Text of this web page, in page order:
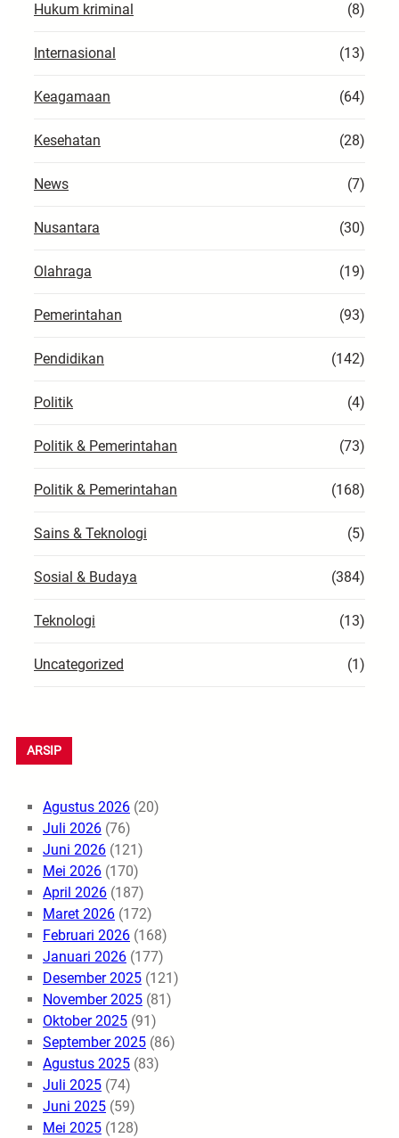
Hukum kriminal (8)
Internasional (13)
Keagamaan (64)
Kesehatan (28)
News (7)
Nusantara (30)
Olahraga (19)
Pemerintahan (93)
Pendidikan (142)
Politik (4)
Politik & Pemerintahan (73)
Politik & Pemerintahan (168)
Sains & Teknologi (5)
Sosial & Budaya (384)
Teknologi (13)
Uncategorized (1)
ARSIP
Agustus 2026 (20)
Juli 2026 (76)
Juni 2026 (121)
Mei 2026 (170)
April 2026 (187)
Maret 2026 (172)
Februari 2026 (168)
Januari 2026 (177)
Desember 2025 (121)
November 2025 (81)
Oktober 2025 (91)
September 2025 (86)
Agustus 2025 (83)
Juli 2025 (74)
Juni 2025 (59)
Mei 2025 (128)